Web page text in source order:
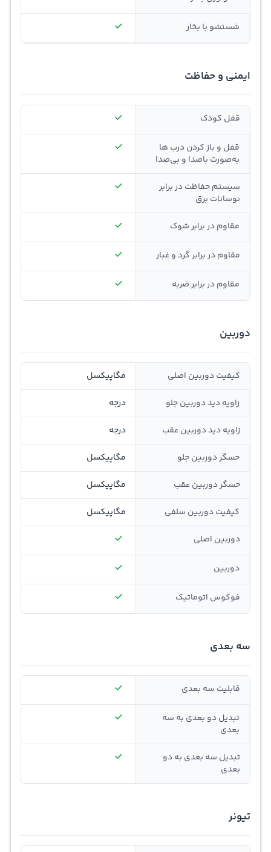
شستشو با بخار
ایمنی و حفاظت
قفل کودک
قفل و باز کردن درب ها
به‌صورت باصدا و بی‌صدا
سیستم حفاظت در برابر
نوسانات برق
مقاوم در برابر شوک
مقاوم در برابر گرد و غبار
مقاوم در برابر ضربه
دوربین
کیفیت دوربین اصلی مگاپیکسل
زاویه دید دوربین جلو درجه
زاویه دید دوربین عقب درجه
حسگر دوربین جلو مگاپیکسل
حسگر دوربین عقب مگاپیکسل
کیفیت دوربین سلفی مگاپیکسل
دوربین اصلی
دوربین
فوکوس اتوماتیک
سه بعدی
قابلیت سه بعدی
تبدیل دو بعدی به سه
بعدی
تبدیل سه بعدی به دو
بعدی
تیونر